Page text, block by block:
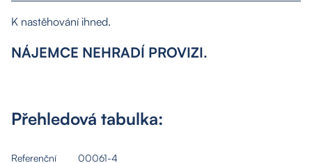
K nastěhování ihned.
NÁJEMCE NEHRADÍ PROVIZI.
Přehledová tabulka:
Referenční
00061-4